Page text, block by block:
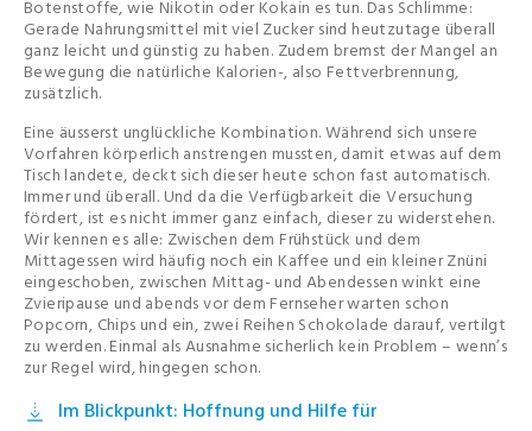
Botenstoffe, wie Nikotin oder Kokain es tun. Das Schlimme:
Gerade Nahrungsmittel mit viel Zucker sind heutzutage überall
ganz leicht und günstig zu haben. Zudem bremst der Mangel an
Bewegung die natürliche Kalorien-, also Fettverbrennung,
zusätzlich.
Eine äusserst unglückliche Kombination. Während sich unsere
Vorfahren körperlich anstrengen mussten, damit etwas auf dem
Tisch landete, deckt sich dieser heute schon fast automatisch.
Immer und überall. Und da die Verfügbarkeit die Versuchung
fördert, ist es nicht immer ganz einfach, dieser zu widerstehen.
Wir kennen es alle: Zwischen dem Frühstück und dem
Mittagessen wird häufig noch ein Kaffee und ein kleiner Znüni
eingeschoben, zwischen Mittag- und Abendessen winkt eine
Zvieripause und abends vor dem Fernseher warten schon
Popcorn, Chips und ein, zwei Reihen Schokolade darauf, vertilgt
zu werden. Einmal als Ausnahme sicherlich kein Problem – wenn’s
zur Regel wird, hingegen schon.
Im Blickpunkt: Hoffnung und Hilfe für